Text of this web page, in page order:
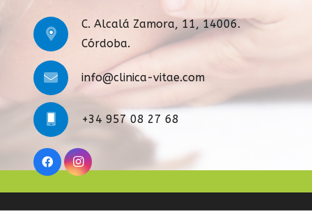
C. Alcalá Zamora, 11, 14006.
Córdoba.
info@clinica-vitae.com
+34 957 08 27 68